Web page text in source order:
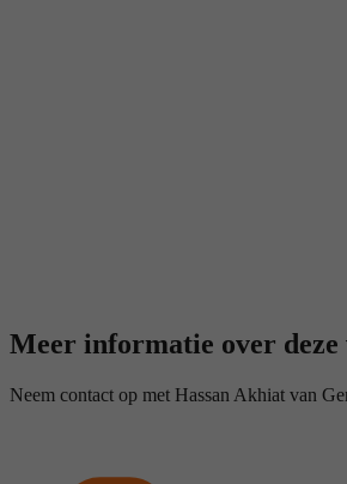
Meer informatie over deze
Neem contact op met Hassan Akhiat van